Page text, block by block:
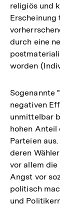
religiös und
Erscheinung
durch eine
worden
Sogenannte
negativen
unmittelbar
hohen
Parteien
deren
vor allem
Angst vor
politisch
und